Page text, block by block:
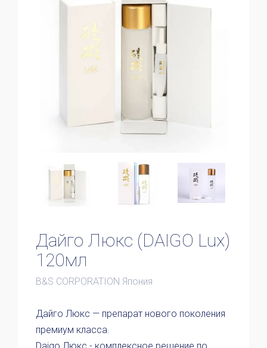
Дайго Люкс (DAIGO Lux)
120мл
B&S CORPORATION Япония
Дайго Люкс — препарат нового поколения
премиум класса.